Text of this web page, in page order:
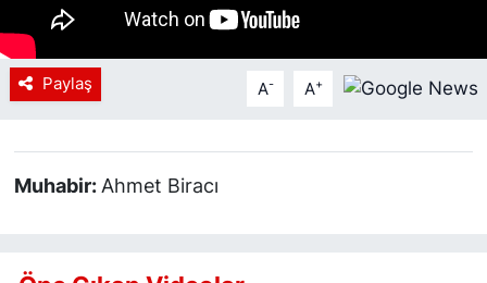
Paylaş A- A+
Muhabir:Ahmet Biracı
Tanıtım